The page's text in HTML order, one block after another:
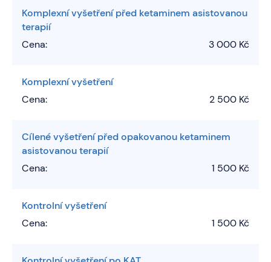
Komplexní vyšetření před ketaminem asistovanou
terapií
Cena:
3 000 Kč
Komplexní vyšetření
Cena:
2 500 Kč
Cílené vyšetření před opakovanou ketaminem
asistovanou terapií
Cena:
1 500 Kč
Kontrolní vyšetření
Cena:
1 500 Kč